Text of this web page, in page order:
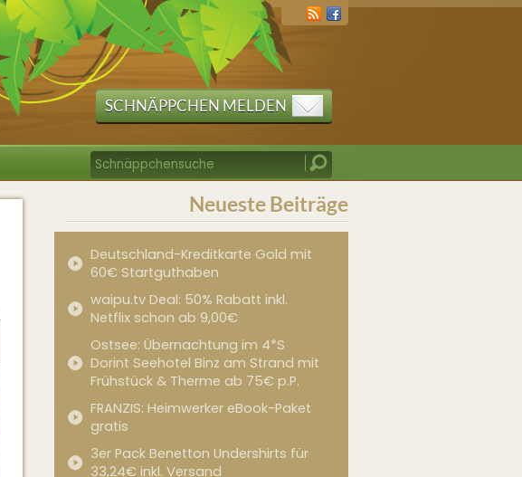
SCHNÄPPCHEN MELDEN
Neueste Beiträge
Deutschland-Kreditkarte Gold mit
60€ Startguthaben
waipu.tv Deal: 50% Rabatt inkl.
Netflix schon ab 9,00€
Ostsee: Übernachtung im 4*S
Dorint Seehotel Binz am Strand mit
Frühstück & Therme ab 75€ p.P.
FRANZIS: Heimwerker eBook-Paket
gratis
3er Pack Benetton Undershirts für
33,24€ inkl. Versand